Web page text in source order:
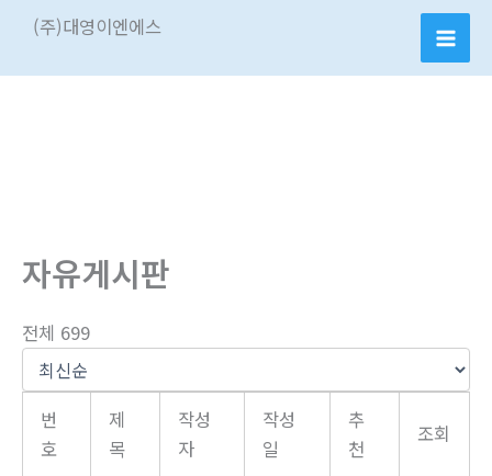
츠
(주)대영이엔에스
자유게시판
전체 699
번
호
제
목
작성
자
작성
일
추
천
조회